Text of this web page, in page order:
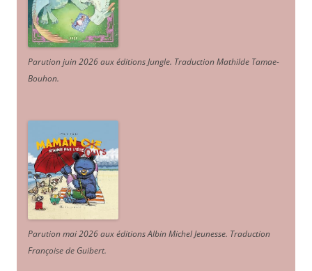
Parution juin 2026 aux éditions Jungle. Traduction Mathilde Tamae-
Bouhon.
Parution mai 2026 aux éditions Albin Michel Jeunesse. Traduction
Françoise de Guibert.